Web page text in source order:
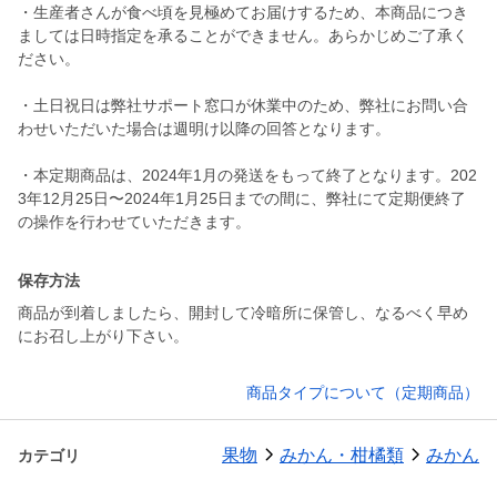
・生産者さんが食べ頃を見極めてお届けするため、本商品につき
ましては日時指定を承ることができません。あらかじめご了承く
ださい。
・土日祝日は弊社サポート窓口が休業中のため、弊社にお問い合
わせいただいた場合は週明け以降の回答となります。
・本定期商品は、2024年1月の発送をもって終了となります。202
3年12月25日〜2024年1月25日までの間に、弊社にて定期便終了
保存方法
商品が到着しましたら、開封して冷暗所に保管し、なるべく早め
にお召し上がり下さい。
商品タイプについて（定期商品）
カテゴリ 果物 みかん・柑橘類 みかん